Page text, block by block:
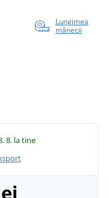
Lungimea
mânecii
8. la tine